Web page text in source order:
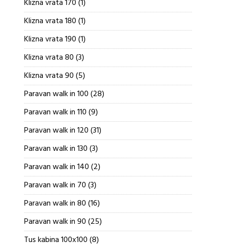
Klizna vrata 170 1
proizvod
Klizna vrata 180 11
proizvod
Klizna vrata 190 11
proizvod
Klizna vrata 80 33
proizvoda
Klizna vrata 90 55
proizvoda
Paravan walk in 100 2828
proizvoda
Paravan walk in 110 99
proizvoda
Paravan walk in 120 3131
proizvod
Paravan walk in 130 33
proizvoda
Paravan walk in 140 22
proizvoda
Paravan walk in 70 33
proizvoda
Paravan walk in 80 1616
proizvoda
Paravan walk in 90 2525
proizvoda
Tus kabina 100x100 88